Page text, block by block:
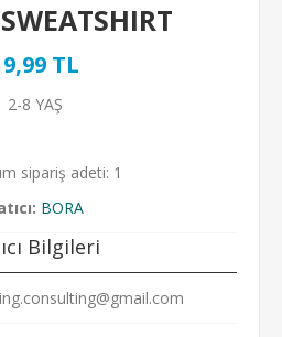
TL
2-8 YAŞ
sipariş adeti: 1
BORA
Bilgileri